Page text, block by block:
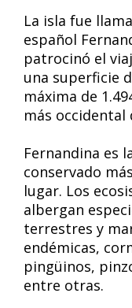
La isla fue
español
patrocinó el
una superficie
máxima de
más occidental
Fernandina es
conservado
lugar. Los
albergan
terrestres y
endémicas,
pingüinos,
entre otras.